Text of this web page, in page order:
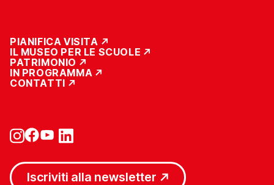
PIANIFICA VISITA
IL MUSEO PER LE SCUOLE
PATRIMONIO
IN PROGRAMMA
CONTATTI
Iscriviti alla newsletter